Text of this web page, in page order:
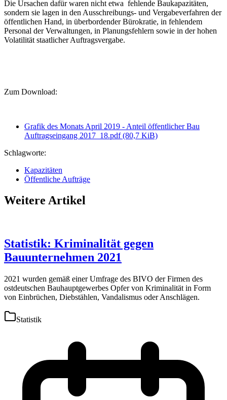
Die Ursachen dafür waren nicht etwa fehlende Baukapazitäten,
sondern sie lagen in den Ausschreibungs- und Vergabeverfahren der
öffentlichen Hand, in überbordender Bürokratie, in fehlendem
Personal der Verwaltungen, in Planungsfehlern sowie in der hohen
Volatilität staatlicher Auftragsvergabe.
Zum Download:
Grafik des Monats April 2019 - Anteil öffentlicher Bau
Auftragseingang 2017_18.pdf(80,7 KiB)
Schlagworte:
Kapazitäten
Öffentliche Aufträge
Weitere Artikel
Statistik: Kriminalität gegen
Bauunternehmen 2021
2021 wurden gemäß einer Umfrage des BIVO der Firmen des
ostdeutschen Bauhauptgewerbes Opfer von Kriminalität in Form
von Einbrüchen, Diebstählen, Vandalismus oder Anschlägen.
Statistik